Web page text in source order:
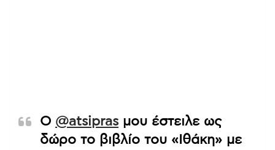
Ο @atsipras μου έστειλε ως
δώρο το βιβλίο του «Ιθάκη» με